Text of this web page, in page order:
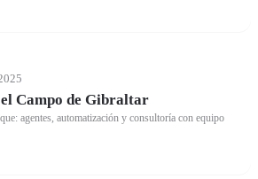
Campo de Gibraltar
agentes, automatización y consultoría con equipo